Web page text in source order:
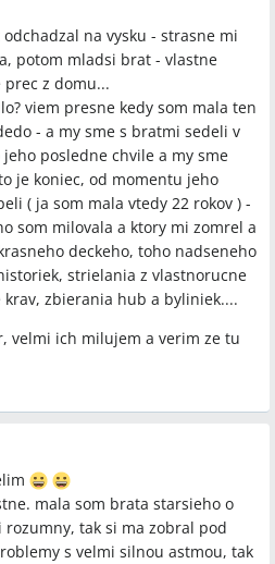
na vysku - strasne mi
potom mladsi brat - vlastne
prec z domu...
viem presne kedy som mala ten
- a my sme s bratmi sedeli v
posledne chvile a my sme
je koniec, od momentu jeho
( ja som mala vtedy 22 rokov ) -
som milovala a ktory mi zomrel a
deckeho, toho nadseneho
strielania z vlastnorucne
zbierania hub a byliniek....
velmi ich milujem a verim ze tu
mala som brata starsieho o
tak si ma zobral pod
s velmi silnou astmou, tak